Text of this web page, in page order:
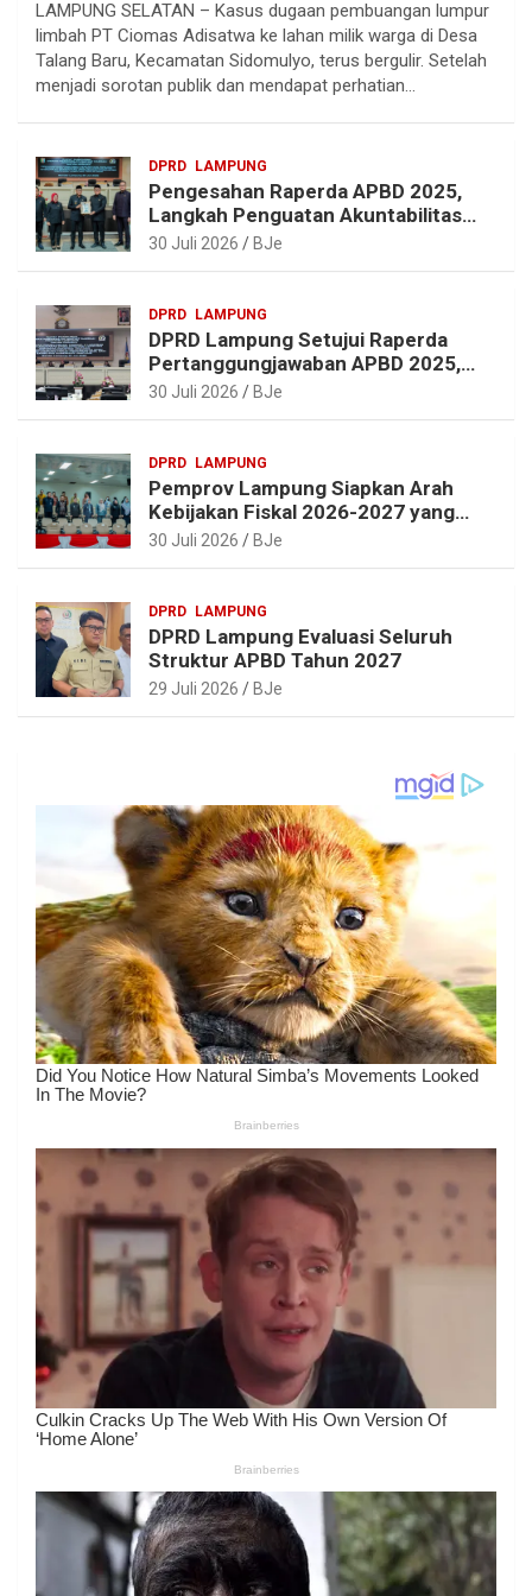
l
e
g
m
c
e
b
k
n
t
e
s
t
a
t
s
p
LAMPUNG SELATAN – Kasus dugaan pembuangan lumpur
limbah PT Ciomas Adisatwa ke lahan milik warga di Desa
Talang Baru, Kecamatan Sidomulyo, terus bergulir. Setelah
menjadi sorotan publik dan mendapat perhatian…
DPRD LAMPUNG
Pengesahan Raperda APBD 2025,
Langkah Penguatan Akuntabilitas
dan Pembangunan Lampung
30 Juli 2026 BJe
DPRD LAMPUNG
DPRD Lampung Setujui Raperda
Pertanggungjawaban APBD 2025,
Beri Sejumlah Rekomendasi
30 Juli 2026 BJe
DPRD LAMPUNG
Pemprov Lampung Siapkan Arah
Kebijakan Fiskal 2026-2027 yang
Realistis dan Berkelanjutan
30 Juli 2026 BJe
DPRD LAMPUNG
DPRD Lampung Evaluasi Seluruh
Struktur APBD Tahun 2027
29 Juli 2026 BJe